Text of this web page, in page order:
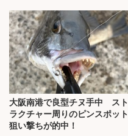
大阪南港で良型チヌ手中 スト
ラクチャー周りのピンスポット
狙い撃ちが的中！